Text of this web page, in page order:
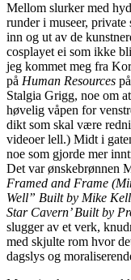
Mellom slurker med
runder i museer,
inn og ut av de
cosplayet ei som ikke
jeg kommet meg fra
på Human Resources
Stalgia Grigg, noe om
høvelig våpen for
dikt som skal være
videoer lell.) Midt i
noe som gjorde mer
Det var ønskebrønnen
Framed and Frame
Well” Built by Mike
Star Cavern’ Built by
slugger av et verk,
med skjulte rom hvor
dagslys og